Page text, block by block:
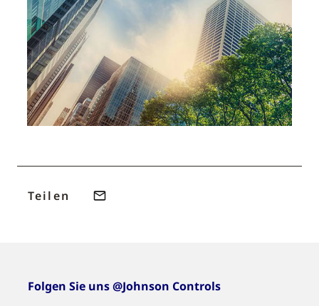
Teilen
Folgen Sie uns @Johnson Controls